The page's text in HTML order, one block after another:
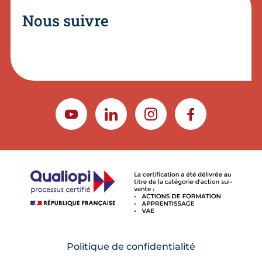
Nous suivre
YOUTUBELINKEDININSTAGRAMFACEBOOK
Politique de confidentialité